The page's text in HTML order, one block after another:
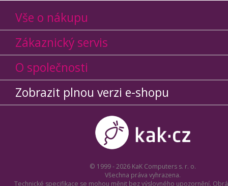
Vše o nákupu
Zákaznický servis
O společnosti
Zobrazit plnou verzi e-shopu
© 1999 - 2026 KaK Computers s. r. o.
Všechna práva vyhrazena.
Technické specifikace se mohou měnit bez výslovného upozornění.